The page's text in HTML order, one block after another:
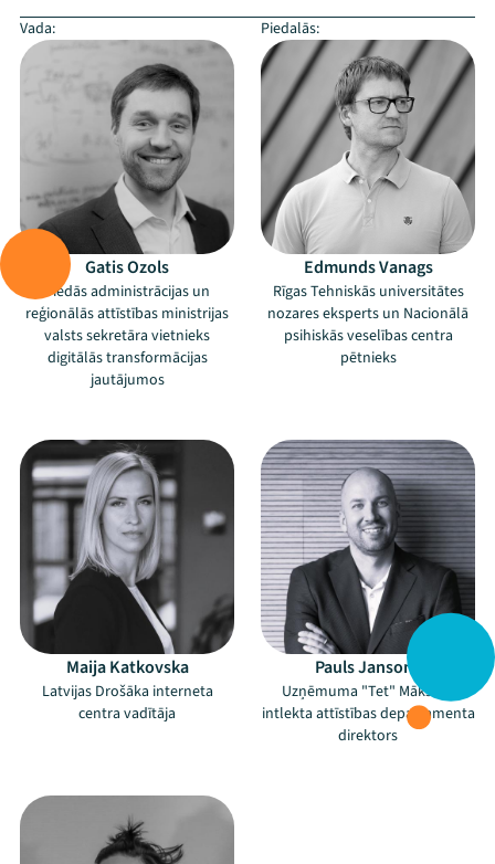
Mana programma
Festivāls
Programma
Jaunumi
Vada:
Gatis Ozols
Viedās administrācijas un
reģionālās attīstības ministrijas
valsts sekretāra vietnieks
digitālās transformācijas
jautājumos
Piedalās:
Edmunds Vanags
Rīgas Tehniskās universitātes
nozares eksperts un Nacionālā
psihiskās veselības centra
pētnieks
Maija Katkovska
Latvijas Drošāka interneta
centra vadītāja
Pauls Jansons
Uzņēmuma "Tet" Mākslīgā
intlekta attīstības departamenta
direktors